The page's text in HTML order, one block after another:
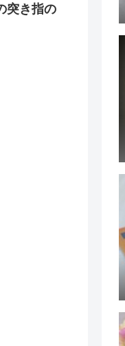
突き指の